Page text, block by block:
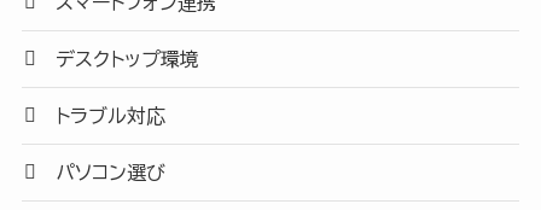
デスクトップ環境
トラブル対応
パソコン選び